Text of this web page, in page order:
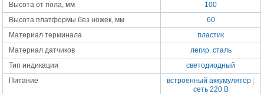
Высота от пола, мм
100
Высота платформы без ножек, мм
60
Материал терминала
пластик
Материал датчиков
легир. сталь
Тип индикации
светодиодный
Питание
встроенный аккумулятор
сеть 220 В